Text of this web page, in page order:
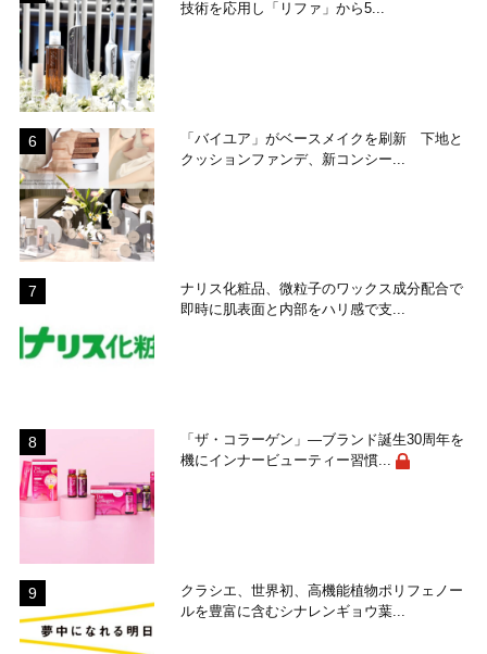
技術を応用し「リファ」から5...
「バイユア」がベースメイクを刷新 下地と
クッションファンデ、新コンシー...
ナリス化粧品、微粒子のワックス成分配合で
即時に肌表面と内部をハリ感で支...
「ザ・コラーゲン」―ブランド誕生30周年を
機にインナービューティー習慣...
クラシエ、世界初、高機能植物ポリフェノー
ルを豊富に含むシナレンギョウ葉...